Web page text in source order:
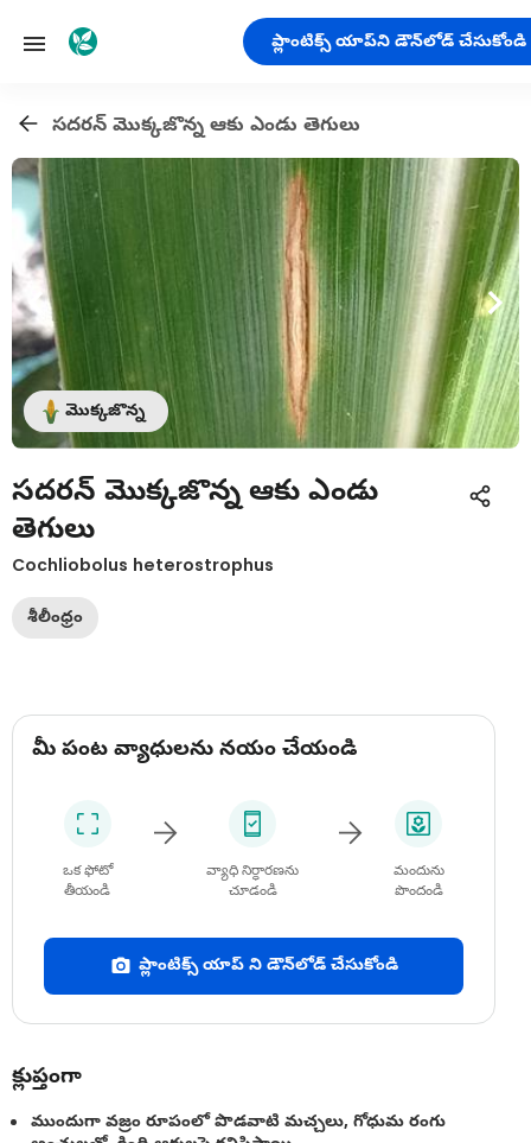
ప్లాంటిక్స్ యాప్‌ని డౌన్‌లోడ్ చేసుకోండి
సదరన్ మొక్కజొన్న ఆకు ఎండు తెగులు
మొక్కజొన్న
సదరన్ మొక్కజొన్న ఆకు ఎండు
తెగులు
Cochliobolus heterostrophus
శీలీంధ్రం
మీ పంట వ్యాధులను నయం చేయండి
ఒక ఫోటో
తీయండి
వ్యాధి నిర్ధారణను
చూడండి
మందును
పొందండి
ప్లాంటిక్స్ యాప్ ని డౌన్‌లోడ్ చేసుకోండి
క్లుప్తంగా
ముందుగా వజ్రం రూపంలో పొడవాటి మచ్చలు, గోధుమ రంగు